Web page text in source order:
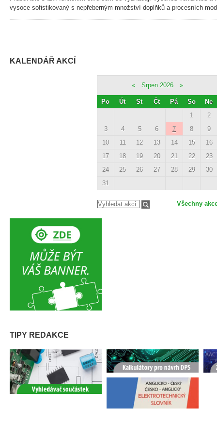
vysoce sofistikovaný s nepřeberným množství doplňků a procesních
KALENDÁŘ AKCÍ
« Srpen 2026 »
Po Út St Čt Pá So
Ne
1
2
3
4 5 6 7 8
9
10
11 12 13 14 15
16
17
18 19 20 21 22
23
24
25 26 27 28 29
30
31
Všechny
TIPY REDAKCE